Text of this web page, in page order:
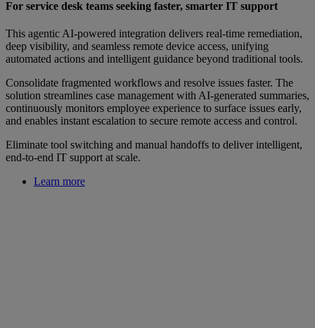
For service desk teams seeking faster, smarter IT support
This agentic AI‑powered integration delivers real‑time remediation,
deep visibility, and seamless remote device access, unifying
automated actions and intelligent guidance beyond traditional tools.
Consolidate fragmented workflows and resolve issues faster. The
solution streamlines case management with AI‑generated summaries,
continuously monitors employee experience to surface issues early,
and enables instant escalation to secure remote access and control.
Eliminate tool switching and manual handoffs to deliver intelligent,
end‑to‑end IT support at scale.
Learn more